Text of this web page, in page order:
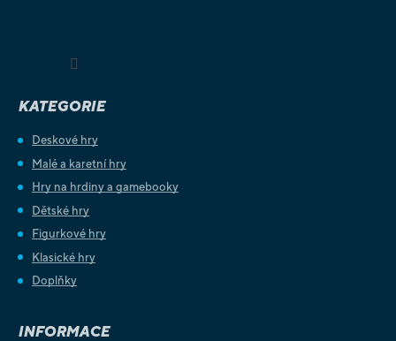
KATEGORIE
Deskové hry
Malé a karetní hry
Hry na hrdiny a gamebooky
Dětské hry
Figurkové hry
Klasické hry
Doplňky
INFORMACE